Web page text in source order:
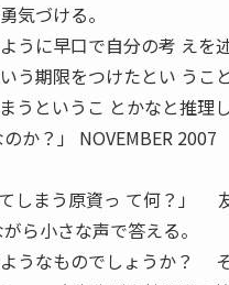
気づける。
うに早口で自分の考 えを
う期限をつけたとい うこ
うというこ とかなと推
のか？」 NOVEMBER
てしまう原資っ て何？」
ら小さな声で答える。
うなものでしょうか？